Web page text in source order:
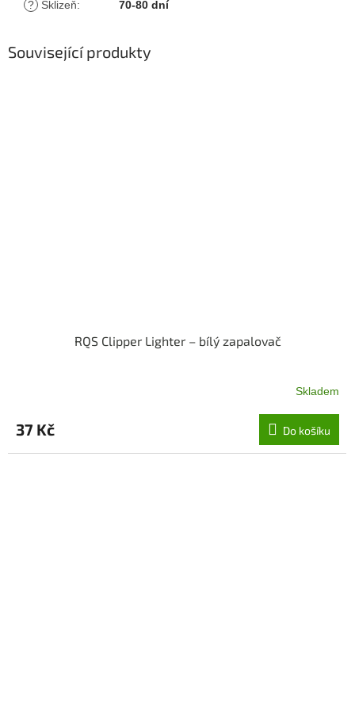
?
Sklizeň: 70-80 dní
Související produkty
RQS Clipper Lighter – bílý zapalovač
Skladem
37 Kč Do košíku